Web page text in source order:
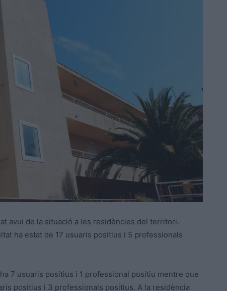
avui de la situació a les residències del territori.
ha estat de 17 usuaris positius i 5 professionals
7 usuaris positius i 1 professional positiu mentre que
positius i 3 professionals positius. A la residència